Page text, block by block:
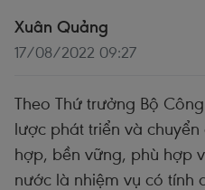
Xuân Quảng
17/08/2022 09:27
Theo Thứ trưởng Bộ
lược phát triển và
hợp, bền vững, phù hợp
nước là nhiệm vụ có tính